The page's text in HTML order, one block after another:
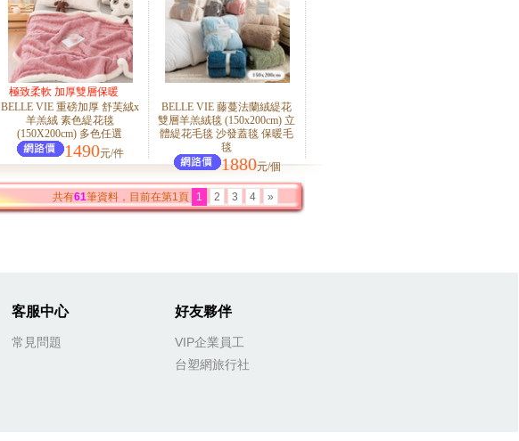
極致柔軟 加厚雙層保暖
BELLE VIE 重磅加厚 舒芙絨x
羊羔絨 素色緹花毯
(150X200cm) 多色任選
1490元/件
BELLE VIE 藤蔓法蘭絨緹花
雙層羊羔絨毯 (150x200cm) 立
體緹花毛毯 沙發蓋毯 保暖毛
毯
1880元/個
共有61筆資料，目前在第1頁 1 2 3 4 »
客服中心
常見問題
好友夥伴
VIP企業員工
台塑網旅行社